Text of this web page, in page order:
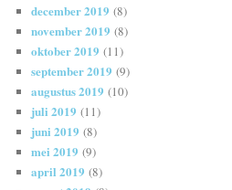
december 2019 (8)
november 2019 (8)
oktober 2019 (11)
september 2019 (9)
augustus 2019 (10)
juli 2019 (11)
juni 2019 (8)
mei 2019 (9)
april 2019 (8)